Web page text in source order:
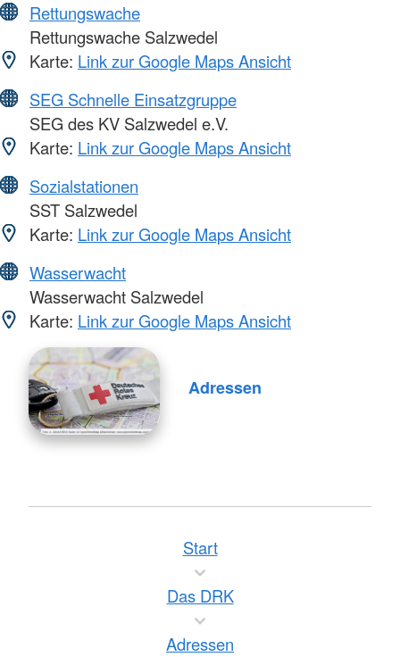
Rettungswache
Rettungswache Salzwedel
Karte: Link zur Google Maps Ansicht
SEG Schnelle Einsatzgruppe
SEG des KV Salzwedel e.V.
Karte: Link zur Google Maps Ansicht
Sozialstationen
SST Salzwedel
Karte: Link zur Google Maps Ansicht
Wasserwacht
Wasserwacht Salzwedel
Karte: Link zur Google Maps Ansicht
Adressen
Start
Das DRK
Adressen